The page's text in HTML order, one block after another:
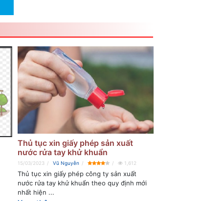
Thủ tục xin giấy phép sản xuất
nước rửa tay khử khuẩn
15/03/2023 Vũ Nguyễn 1,612
Thủ tục xin giấy phép công ty sản xuất
nước rửa tay khử khuẩn theo quy định mới
nhất hiện ...